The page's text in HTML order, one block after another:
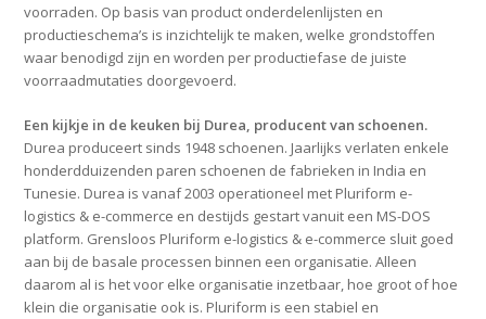
voorraden. Op basis van product onderdelenlijsten en
productieschema’s is inzichtelijk te maken, welke grondstoffen
waar benodigd zijn en worden per productiefase de juiste
voorraadmutaties doorgevoerd.
Een kijkje in de keuken bij Durea, producent van schoenen.
Durea produceert sinds 1948 schoenen. Jaarlijks verlaten enkele
honderdduizenden paren schoenen de fabrieken in India en
Tunesie. Durea is vanaf 2003 operationeel met Pluriform e-
logistics & e-commerce en destijds gestart vanuit een MS-DOS
platform. Grensloos Pluriform e-logistics & e-commerce sluit goed
aan bij de basale processen binnen een organisatie. Alleen
daarom al is het voor elke organisatie inzetbaar, hoe groot of hoe
klein die organisatie ook is. Pluriform is een stabiel en